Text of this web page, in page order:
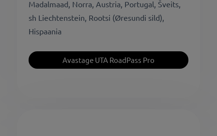
Madalmaad, Norra, Austria, Portugal, Šveits,
sh Liechtenstein, Rootsi (Øresundi sild),
Hispaania
Avastage UTA RoadPass Pro